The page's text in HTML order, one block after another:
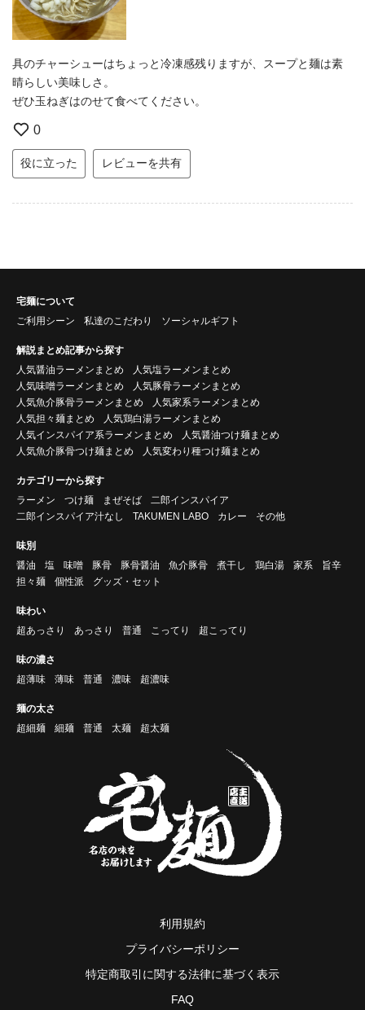
具のチャーシューはちょっと冷凍感残りますが、スープと麺は素
晴らしい美味しさ。
ぜひ玉ねぎはのせて食べてください。
0
役に立った レビューを共有
宅麺について
ご利用シーン
私達のこだわり ソーシャルギフト
解説まとめ記事から探す
人気醤油ラーメンまとめ
人気塩ラーメンまとめ
人気味噌ラーメンまとめ
人気豚骨ラーメンまとめ
人気魚介豚骨ラーメンまとめ
人気家系ラーメンまとめ
人気担々麺まとめ
人気鶏白湯ラーメンまとめ
人気インスパイア系ラーメンまとめ
人気醤油つけ麺まとめ
人気魚介豚骨つけ麺まとめ
人気変わり種つけ麺まとめ
カテゴリーから探す
ラーメン
つけ麺 まぜそば
二郎インスパイア
二郎インスパイア汁なし
TAKUMEN LABO カレー その他
味別
醤油
塩 味噌 豚骨 豚骨醤油 魚介豚骨 煮干し 鶏白湯 家系
旨辛
担々麺
個性派 グッズ・セット
味わい
超あっさり
あっさり 普通 こってり 超こってり
味の濃さ
超薄味
薄味 普通 濃味 超濃味
麺の太さ
超細麺
細麺 普通 太麺 超太麺
利用規約
プライバシーポリシー
特定商取引に関する法律に基づく表示
FAQ